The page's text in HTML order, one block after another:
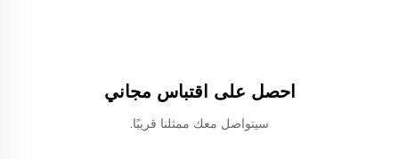
احصل على اقتباس مجاني
سيتواصل معك ممثلنا قريبًا.